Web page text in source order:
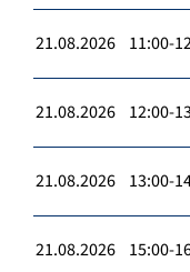
21.08.2026 11:00-
21.08.2026 12:00-
21.08.2026 13:00-
21.08.2026 15:00-